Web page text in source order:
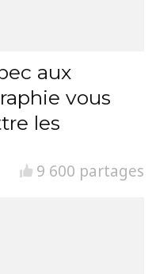
aux
vous
les
9 600 partages